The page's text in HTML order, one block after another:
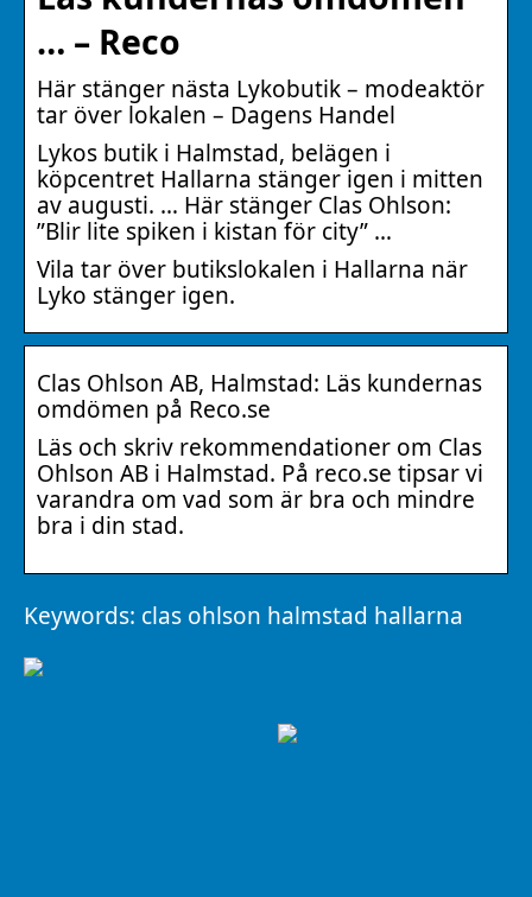
… – Reco
Här stänger nästa Lykobutik – modeaktör
tar över lokalen – Dagens Handel
Lykos butik i Halmstad, belägen i
köpcentret Hallarna stänger igen i mitten
av augusti. … Här stänger Clas Ohlson:
”Blir lite spiken i kistan för city” …
Vila tar över butikslokalen i Hallarna när
Lyko stänger igen.
Clas Ohlson AB, Halmstad: Läs kundernas
omdömen på Reco.se
Läs och skriv rekommendationer om Clas
Ohlson AB i Halmstad. På reco.se tipsar vi
varandra om vad som är bra och mindre
bra i din stad.
Keywords: clas ohlson halmstad hallarna